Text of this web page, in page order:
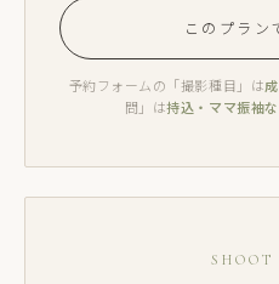
このプラン
予約フォームの「撮影種目」は
問」は持込・ママ振袖
SHOOT